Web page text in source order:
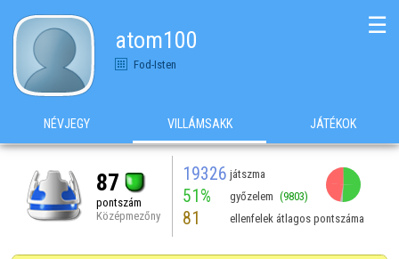
atom100
Fod-Isten
☰
NÉVJEGY VILLÁMSAKK JÁTÉKOK
87
pontszám
Középmezőny
19326 játszma
51% győzelem (9803)
81 ellenfelek átlagos pontszáma